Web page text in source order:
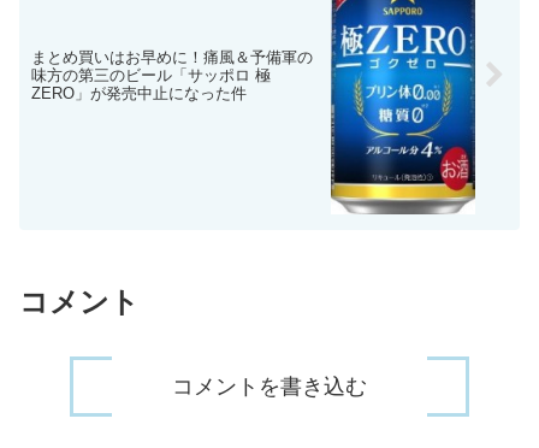
まとめ買いはお早めに！痛風＆予備軍の
味方の第三のビール「サッポロ 極
ZERO」が発売中止になった件
コメント
コメントを書き込む